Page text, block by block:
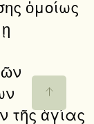
ὁμοίως
τῆς ἁγίας